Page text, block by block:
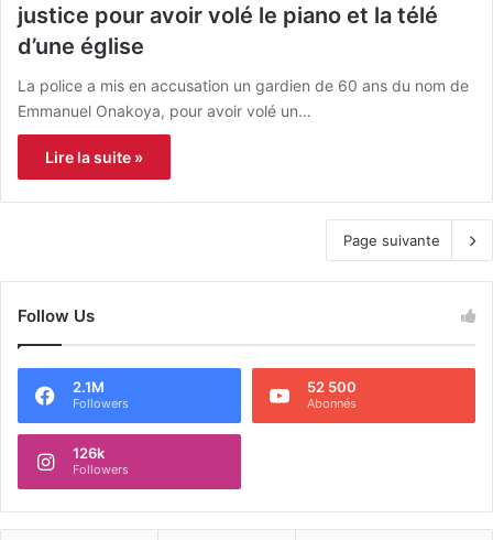
justice pour avoir volé le piano et la télé
d’une église
La police a mis en accusation un gardien de 60 ans du nom de
Emmanuel Onakoya, pour avoir volé un…
Lire la suite »
Page suivante
Follow Us
2.1M
Followers
52 500
Abonnés
126k
Followers